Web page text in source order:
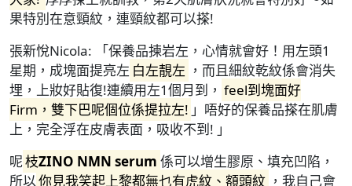
果特別在意頸紋，連頸紋都可以搽!
張新悅Nicola: 「保養品揀岩左，心情就會好！用左頭1
星期，成塊面提亮左 白左靚左 ，而且細紋乾紋係會消失
埋，上妝好貼復!連續用左1個月到， feel到塊面好
Firm，雙下巴呢個位係提拉左! 」唔好的保養品搽在肌膚
上，完全浮在皮膚表面，吸收不到! 」
呢枝ZINO NMN serum 係可以增生膠原、填充凹陷，
所以你見我笑起上黎都無乜有虎紋、額頭紋 ，我自己會